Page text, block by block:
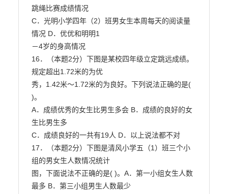
跳绳比赛成绩情况
C．光明小学四年（2）班男女生本周每天的阅读量
情况 D．优优和明明1
－4岁的身高情况
16．（本题2分）下图是某校四年级立定跳远成绩。
规定超出1.72米的为优
秀，1.42米～1.72米的为良好。下列说法正确的是(
)。
A．成绩优秀的女生比男生多会 B．成绩的良好的女
生比男生多
C．成绩良好的一共有19人 D．以上说法都不对
17．（本题2分）下图是清风小学五（1）班三个小
组的男女生人数情况统计
图，下面说法不正确的是( )。A．第一小组女生人数
最多 B．第三小组男生人数最少